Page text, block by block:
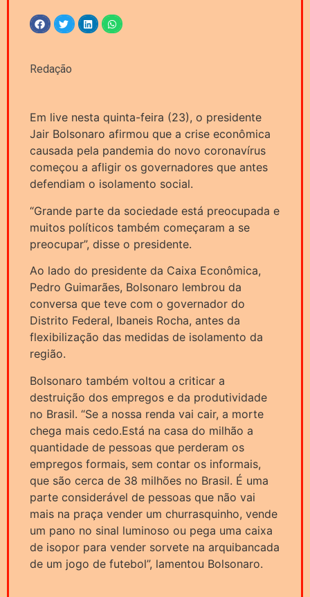
Redação
Em live nesta quinta-feira (23), o presidente
Jair Bolsonaro afirmou que a crise econômica
causada pela pandemia do novo coronavírus
começou a afligir os governadores que antes
defendiam o isolamento social.
“Grande parte da sociedade está preocupada e
muitos políticos também começaram a se
preocupar”, disse o presidente.
Ao lado do presidente da Caixa Econômica,
Pedro Guimarães, Bolsonaro lembrou da
conversa que teve com o governador do
Distrito Federal, Ibaneis Rocha, antes da
flexibilização das medidas de isolamento da
região.
Bolsonaro também voltou a criticar a
destruição dos empregos e da produtividade
no Brasil. “Se a nossa renda vai cair, a morte
chega mais cedo.Está na casa do milhão a
quantidade de pessoas que perderam os
empregos formais, sem contar os informais,
que são cerca de 38 milhões no Brasil. É uma
parte considerável de pessoas que não vai
mais na praça vender um churrasquinho, vende
um pano no sinal luminoso ou pega uma caixa
de isopor para vender sorvete na arquibancada
de um jogo de futebol”, lamentou Bolsonaro.